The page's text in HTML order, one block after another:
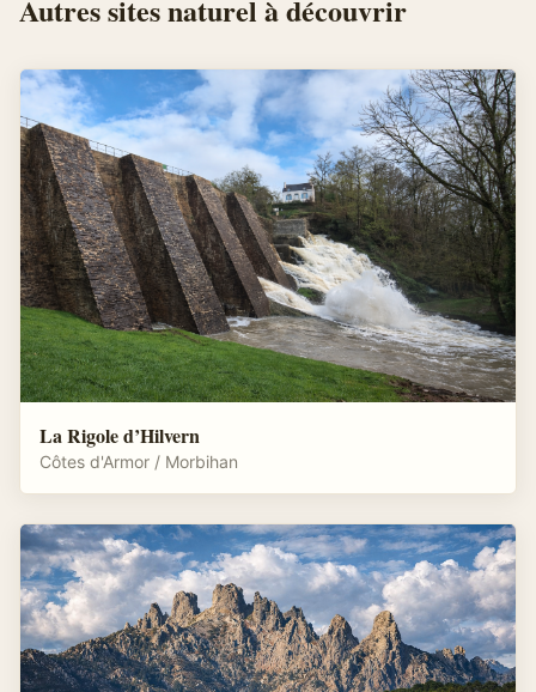
Autressites naturel à découvrir
La Rigole d’Hilvern
Côtes d'Armor / Morbihan